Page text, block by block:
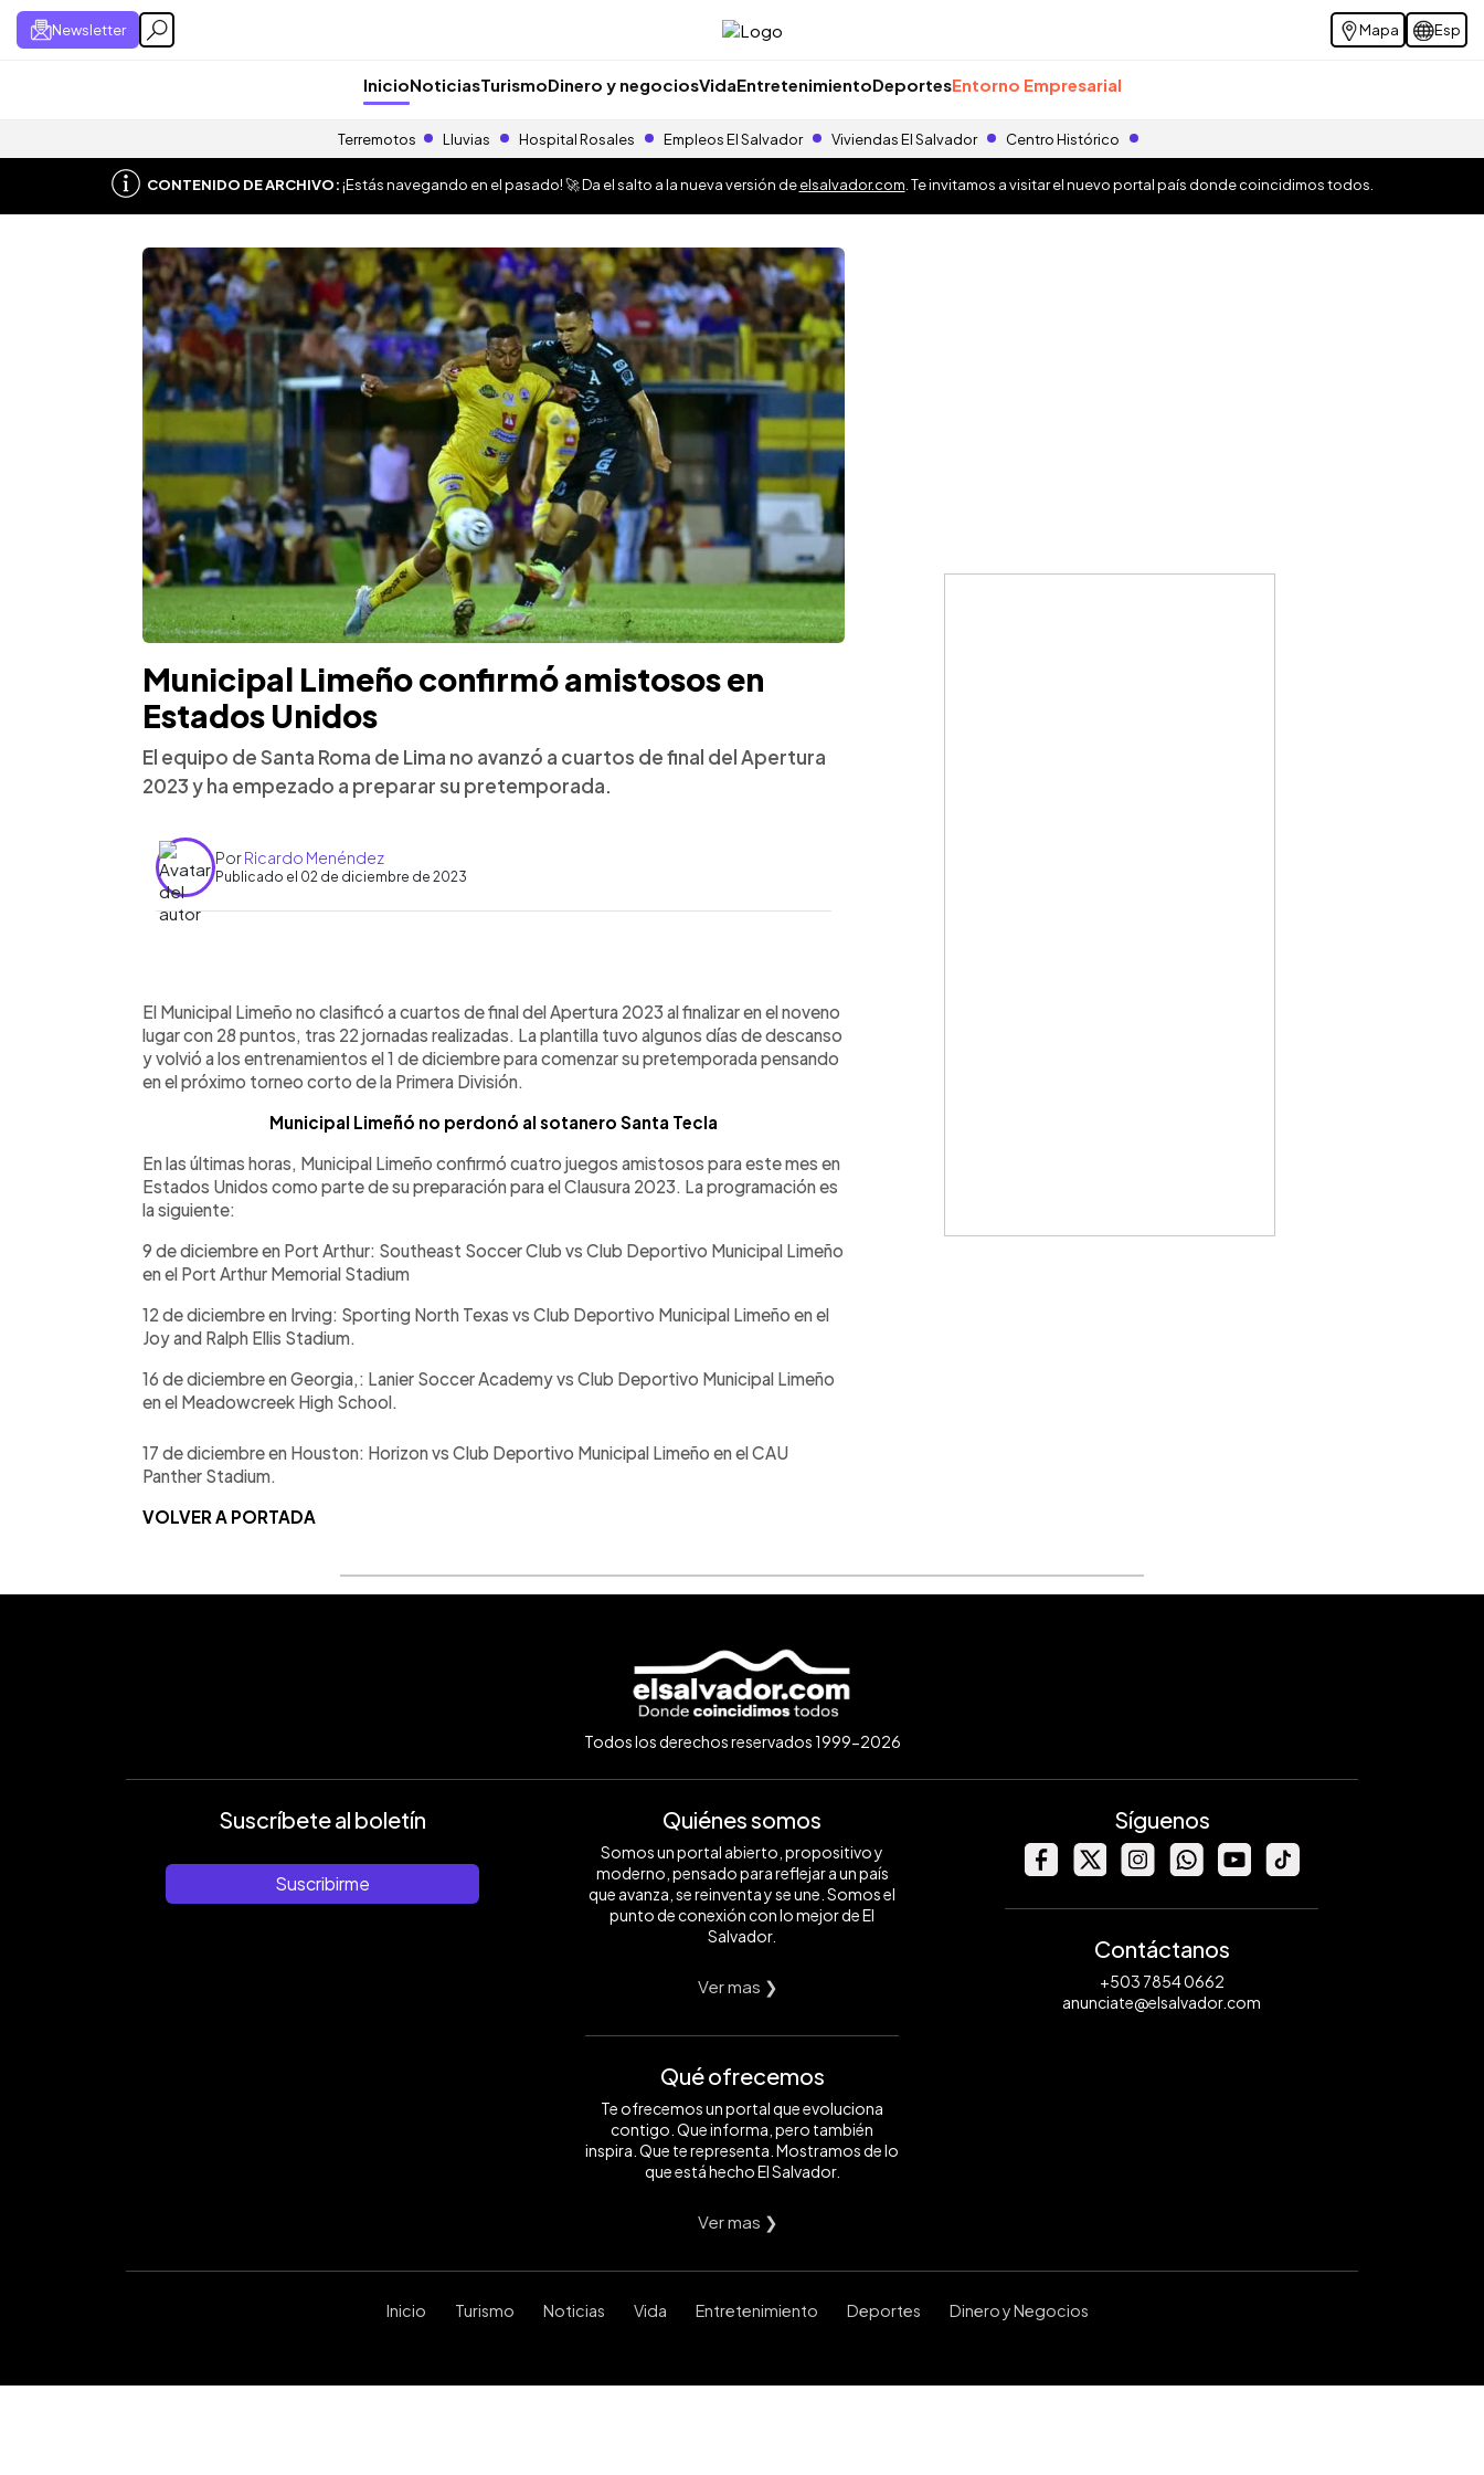
Newsletter Mapa Esp
InicioNoticiasTurismoDinero y negociosVidaEntretenimientoDeportesEntorno Empresarial
Terremotos Lluvias Hospital Rosales Empleos El Salvador Viviendas El Salvador Centro Histórico
CONTENIDO DE ARCHIVO:¡Estás navegando en el pasado! 🚀 Da el salto a la nueva versión deelsalvador.com . Te invitamos a visitar el nuevo portal país donde coincidimos todos.
Municipal Limeño confirmó amistosos en
Estados Unidos
El equipo de Santa Roma de Lima no avanzó a cuartos de final del Apertura
2023 y ha empezado a preparar su pretemporada.
PorRicardo Menéndez
Publicado el 02 de diciembre de 2023
► Escuchar artículo
El Municipal Limeño no clasificó a cuartos de final del Apertura 2023 al finalizar en el noveno
lugar con 28 puntos, tras 22 jornadas realizadas. La plantilla tuvo algunos días de descanso
y volvió a los entrenamientos el 1 de diciembre para comenzar su pretemporada pensando
en el próximo torneo corto de la Primera División.
Municipal Limeñó no perdonó al sotanero Santa Tecla
En las últimas horas, Municipal Limeño confirmó cuatro juegos amistosos para este mes en
Estados Unidos como parte de su preparación para el Clausura 2023. La programación es
la siguiente:
9 de diciembre en Port Arthur: Southeast Soccer Club vs Club Deportivo Municipal Limeño
en el Port Arthur Memorial Stadium
12 de diciembre en Irving: Sporting North Texas vs Club Deportivo Municipal Limeño en el
Joy and Ralph Ellis Stadium.
16 de diciembre en Georgia,: Lanier Soccer Academy vs Club Deportivo Municipal Limeño
en el Meadowcreek High School.
17 de diciembre en Houston: Horizon vs Club Deportivo Municipal Limeño en el CAU
Panther Stadium.
VOLVER A PORTADA
Todos los derechos reservados 1999-2026
Suscríbete al boletín
Suscribirme
Quiénes somos
Somos un portal abierto, propositivo y
moderno, pensado para reflejar a un país
que avanza, se reinventa y se une. Somos el
punto de conexión con lo mejor de El
Salvador.
Ver mas ❯
Qué ofrecemos
Te ofrecemos un portal que evoluciona
contigo. Que informa, pero también
inspira. Que te representa. Mostramos de lo
que está hecho El Salvador.
Ver mas ❯
Síguenos
Contáctanos
+503 7854 0662
anunciate@elsalvador.com
Inicio Turismo Noticias Vida Entretenimiento Deportes Dinero y Negocios